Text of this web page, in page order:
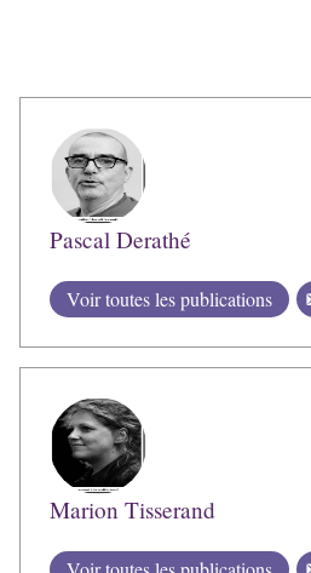
Pascal Derathé
Voir toutes les publications
Marion Tisserand